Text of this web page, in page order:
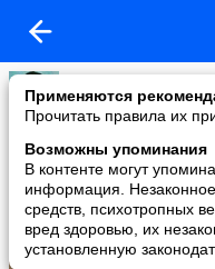
Применяются
Прочитать правила их
Возможны упоминания
В контенте могут
информация.
средств, психотропных
вред здоровью, их
установленную
Кира
added a photo
13 Apr в 16:56